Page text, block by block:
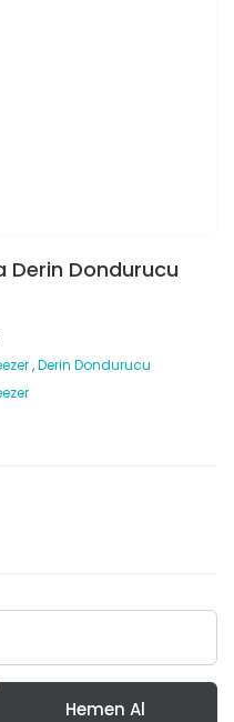
Derin Dondurucu
,Derin Dondurucu
Hemen Al